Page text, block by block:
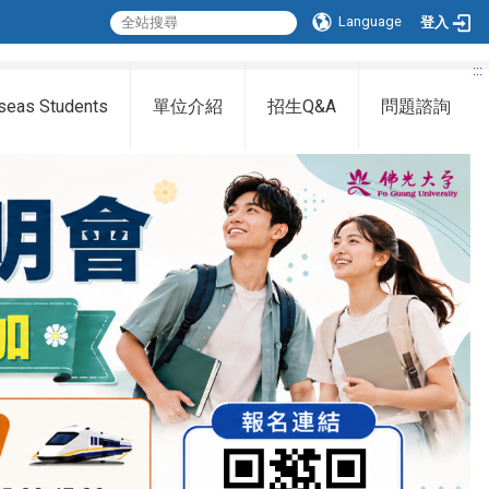
Language 登入
:::
Students 單位介紹 招生Q&A 問題諮詢